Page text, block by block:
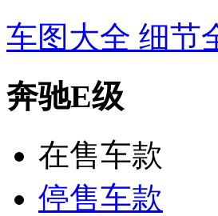
车图大全 细节
奔驰E级
在售车款
停售车款